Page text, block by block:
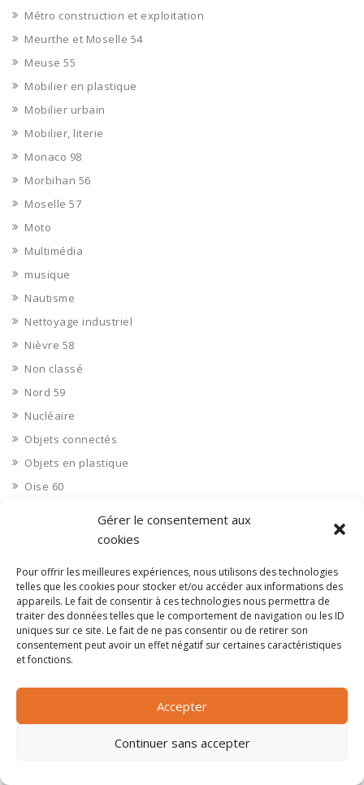
Gérer le consentement aux
cookies
Pour offrir les meilleures expériences, nous utilisons des technologies
telles que les cookies pour stocker et/ou accéder aux informations des
appareils. Le fait de consentir à ces technologies nous permettra de
traiter des données telles que le comportement de navigation ou les ID
uniques sur ce site. Le fait de ne pas consentir ou de retirer son
consentement peut avoir un effet négatif sur certaines caractéristiques
et fonctions.
Accepter
Continuer sans accepter
Métro construction et exploitation
Meurthe et Moselle 54
Meuse 55
Mobilier en plastique
Mobilier urbain
Mobilier, literie
Monaco 98
Morbihan 56
Moselle 57
Moto
Multimédia
musique
Nautisme
Nettoyage industriel
Nièvre 58
Non classé
Nord 59
Nucléaire
Objets connectés
Objets en plastique
Oise 60
Opérateurs télécom
Ordinateurs
Orne 61
Ouvrages d’art
Paramédical, compléments alimentaires
Pêche
Petite distribution